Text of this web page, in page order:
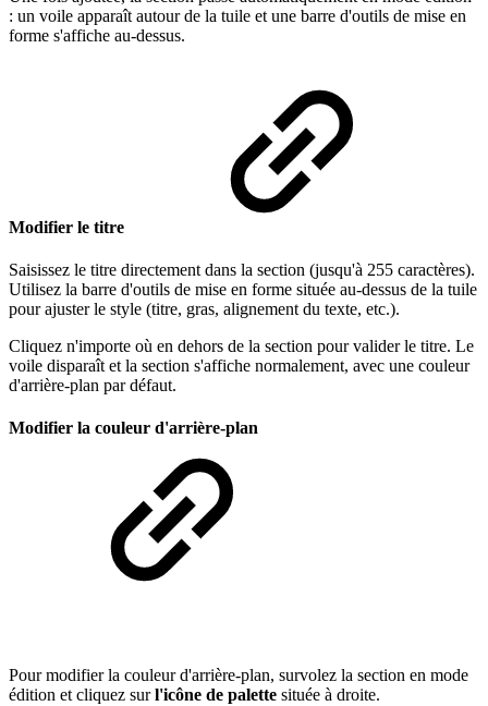
: un voile apparaît autour de la tuile et une barre d'outils de mise en
forme s'affiche au-dessus.
Modifier le titre
Saisissez le titre directement dans la section (jusqu'à 255 caractères).
Utilisez la barre d'outils de mise en forme située au-dessus de la tuile
pour ajuster le style (titre, gras, alignement du texte, etc.).
Cliquez n'importe où en dehors de la section pour valider le titre. Le
voile disparaît et la section s'affiche normalement, avec une couleur
d'arrière-plan par défaut.
Modifier la couleur d'arrière-plan
Pour modifier la couleur d'arrière-plan, survolez la section en mode
édition et cliquez surl'icône de palette située à droite.